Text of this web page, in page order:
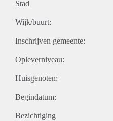
Stad
Wijk/buurt:
Inschrijven gemeente:
Opleverniveau:
Huisgenoten:
Begindatum:
Bezichtiging